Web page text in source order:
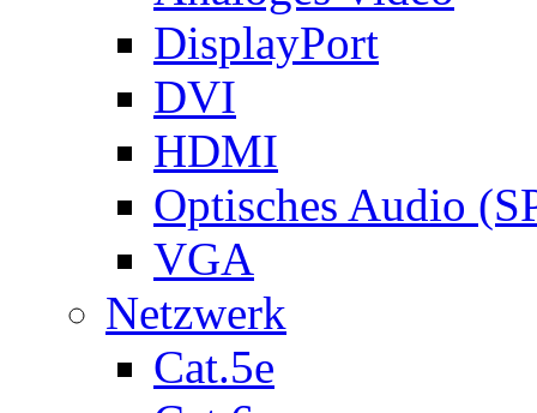
DisplayPort
DVI
HDMI
Optisches Audio
VGA
Netzwerk
Cat.5e